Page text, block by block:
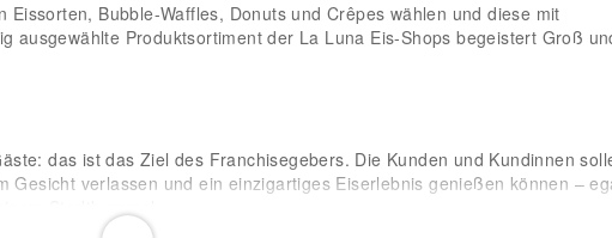
Bubble-Waffles, Donuts und Crêpes wählen und diese mit
ausgewählte Produktsortiment der La Luna Eis-Shops begeistert Groß
das ist das Ziel des Franchisegebers. Die Kunden und Kundinnen
Gesicht verlassen und ein einzigartiges Eiserlebnis genießen können –